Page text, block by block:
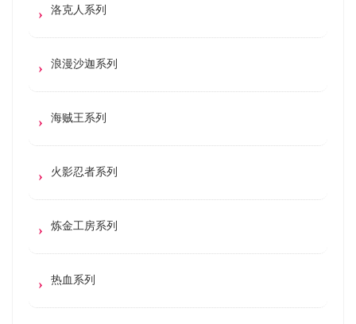
洛克人系列
浪漫沙迦系列
海贼王系列
火影忍者系列
炼金工房系列
热血系列